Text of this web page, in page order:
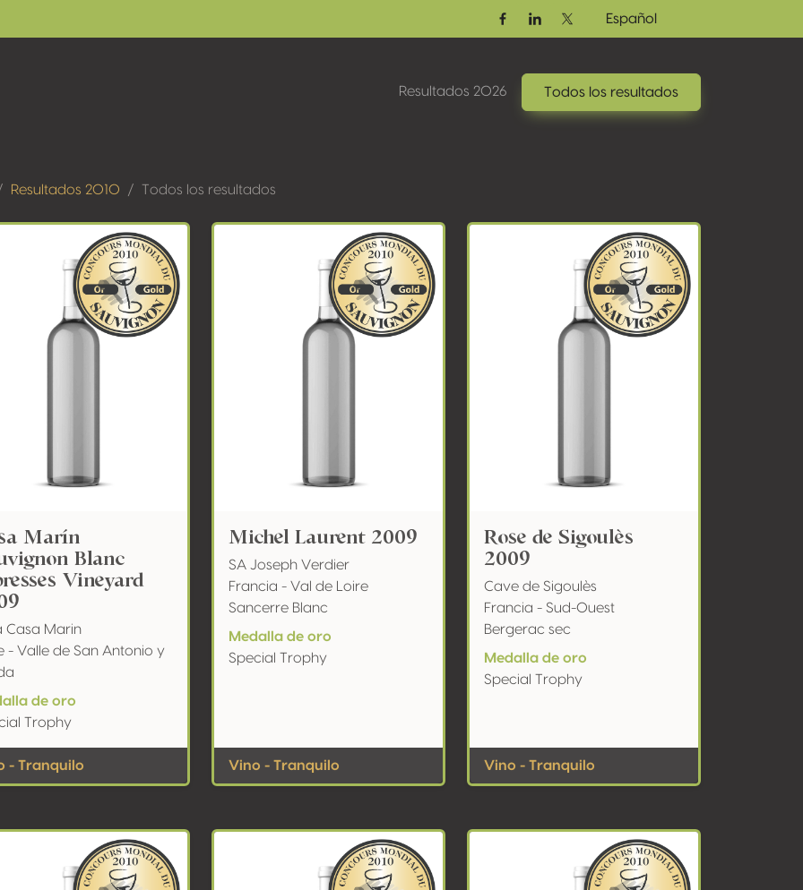
FacebookLinkedinTwitter / X
Español
Resultados 2026 Todos los resultados
Resultados 2010 Todos los resultados
Marín
Blanc
Vineyard
Casa Marin
- Valle de San Antonio y
de oro
Trophy
- Tranquilo
Michel Laurent 2009
SA Joseph Verdier
Francia - Val de Loire
Sancerre Blanc
Medalla de oro
Special Trophy
Vino - Tranquilo
Rose de Sigoulès
2009
Cave de Sigoulès
Francia - Sud-Ouest
Bergerac sec
Medalla de oro
Special Trophy
Vino - Tranquilo